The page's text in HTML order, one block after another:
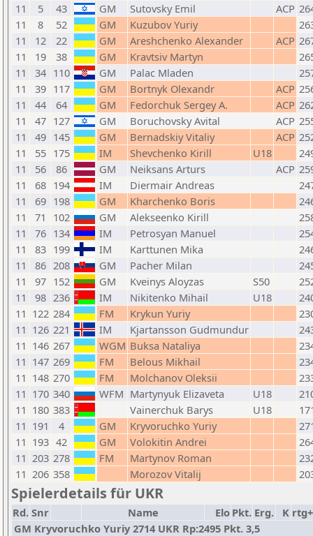
11
5 43 GM Sutovsky Emil ACP
11
8 52 GM Kuzubov Yuriy
11
12 22 GM Areshchenko Alexander ACP
11
19 38 GM Kravtsiv Martyn
11
34 110 GM Palac Mladen
11
39 117 GM Bortnyk Olexandr ACP
11
44 64 GM Fedorchuk Sergey A. ACP
11
47 127 GM Boruchovsky Avital ACP
11
49 145 GM Bernadskiy Vitaliy ACP
11
55 175 IM Shevchenko Kirill U18
11
56 86 GM Neiksans Arturs ACP
11
68 194 IM Diermair Andreas
11
69 198 GM Kharchenko Boris
11
71 102 GM Alekseenko Kirill
11
76 134 IM Petrosyan Manuel
11
83 199 IM Karttunen Mika
11
86 208 GM Pacher Milan
11
97 152 GM Kveinys Aloyzas S50
11
98 236 IM Nikitenko Mihail U18
11 122 284 FM Krykun Yuriy
11 126 221 IM Kjartansson Gudmundur
11 146 267 WGM Buksa Nataliya
11 147 269 FM Belous Mikhail
11 148 270 FM Molchanov Oleksii
11 170 340 WFM Martynyuk Elizaveta U18
11 180 383 Vainerchuk Barys U18
11 191 4 GM Kryvoruchko Yuriy
11 193 42 GM Volokitin Andrei
11 203 278 FM Martynov Roman
11 206 358 Morozov Vitalij
Spielerdetails für UKR
Rd. Snr Name Elo Pkt. Erg. K
GM Kryvoruchko Yuriy 2714 UKR Rp:2495 Pkt. 3,5